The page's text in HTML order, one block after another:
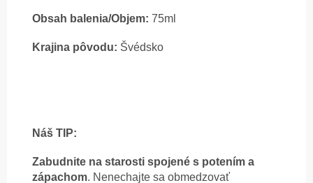
Obsah balenia/Objem: 75ml
Krajina pôvodu: Švédsko
Náš TIP:
Zabudnite na starosti spojené s potením a
zápachom. Nenechajte sa obmedzovať